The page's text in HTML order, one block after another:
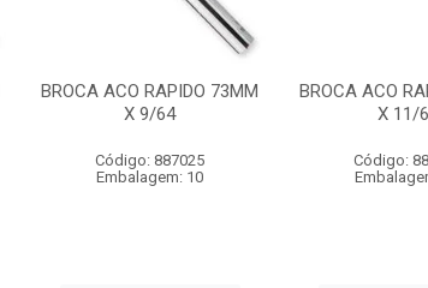
BROCA ACO RAPIDO 73MM
X 9/64
Código: 887025
Embalagem: 10
BROCA ACO
X 11/
Código: